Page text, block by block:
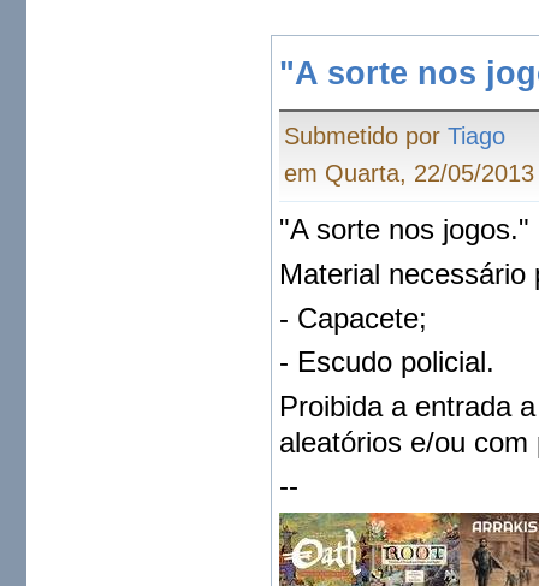
"A sorte nos
Submetido porTiago
em Quarta, 22/05/
"A sorte nos jogos."
Material necessário
- Capacete;
- Escudo policial.
Proibida a entrada
aleatórios e/ou com
--